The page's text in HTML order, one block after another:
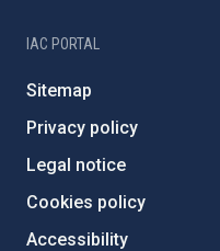
IAC PORTAL
Sitemap
Privacy policy
Legal notice
Cookies policy
Accessibility